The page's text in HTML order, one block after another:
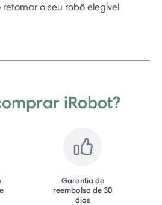
o seu robô elegível
iRobot?
Garantia de
reembolso de 30
dias